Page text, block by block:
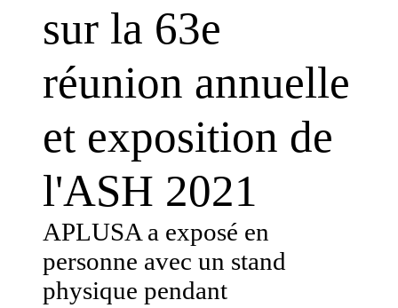
sur la 63e
réunion annuelle
et exposition de
l'ASH 2021
APLUSA a exposé en
personne avec un stand
physique pendant